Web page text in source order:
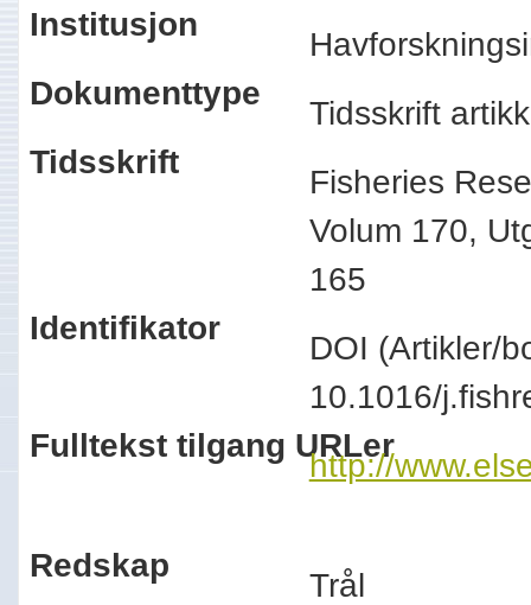
Institusjon
Dokumenttype
Tidsskrift
Tidsskrift
Fisheries
Volum 170,
165
Identifikator
DOI (Artikler/
10.1016/
Fulltekst tilgang URLer
http://
Redskap
Trål